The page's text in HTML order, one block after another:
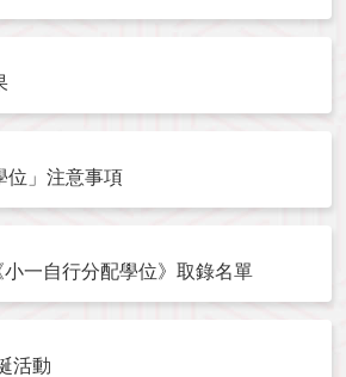
位」注意事項
一自行分配學位》取錄名單
活動